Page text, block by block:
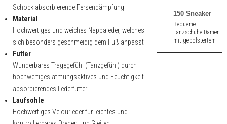
Schock absorbierende Fersendämpfung
Material
Hochwertiges und weiches Nappaleder, welches
sich besonders geschmeidig dem Fuß anpasst
Futter
Wunderbares Tragegefühl (Tanzgefühl) durch
hochwertiges atmungsaktives und Feuchtigkeit
absorbierendes Lederfutter
Laufsohle
Hochwertiges Velourleder für leichtes und
perl nude Nappa.
5,5 cm hoher
Absatz.
150 Sneaker
Bequeme
Tanzschuhe Damen
mit gepolstertem